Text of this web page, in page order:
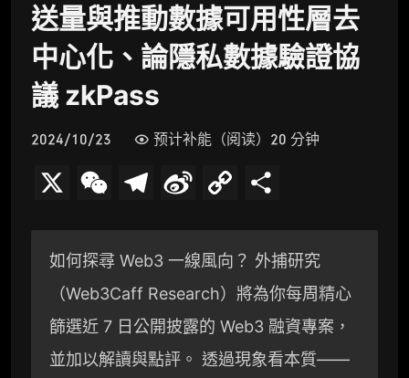
送量與推動數據可用性層去
中心化、論隱私數據驗證協
議 zkPass
2024/10/23 预计补能（阅读）20 分钟
W
C
h
a
t
l
e
g
r
n
a
W
e
p
y
L
i
如何探尋 Web3 一線風向？ 外捕研究
（Web3Caff Research）將為你每周精心
篩選近 7 日公開披露的 Web3 融資專案，
並加以解讀與點評。 透過現象看本質——